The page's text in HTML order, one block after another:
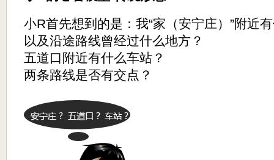
小R首先想到的是：我“家（安宁庄）”附近
以及沿途路线曾经过什么地方？
五道口附近有什么车站？
两条路线是否有交点？